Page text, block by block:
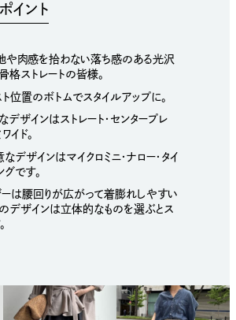
イント
や肉感を拾わない落ち感のある光沢
ストレートの皆様。
位置のボトムでスタイルアップに。
ザインはストレート・センタープレ
イド。
デザインはマイクロミニ・ナロー・タイ
グです。
は腰回りが広がって着膨れしやすい
のデザインは立体的なものを選ぶとス